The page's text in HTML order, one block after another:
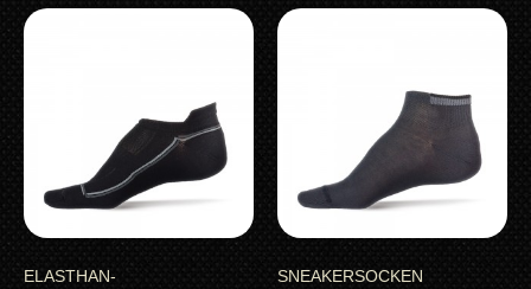
ELASTHAN-
SNEAKERSOCKEN